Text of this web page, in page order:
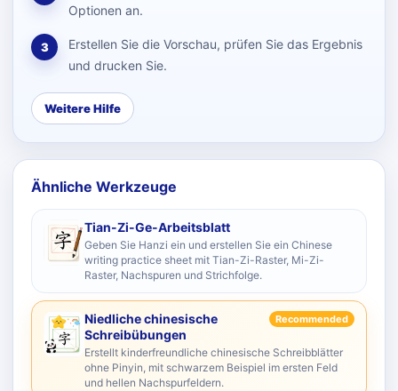
Optionen an.
3
Erstellen Sie die Vorschau, prüfen Sie das Ergebnis
und drucken Sie.
Weitere Hilfe
Ähnliche Werkzeuge
Tian-Zi-Ge-Arbeitsblatt
Geben Sie Hanzi ein und erstellen Sie ein Chinese
writing practice sheet mit Tian-Zi-Raster, Mi-Zi-
Raster, Nachspuren und Strichfolge.
Niedliche chinesische
Schreibübungen
Recommended
Erstellt kinderfreundliche chinesische Schreibblätter
ohne Pinyin, mit schwarzem Beispiel im ersten Feld
und hellen Nachspurfeldern.